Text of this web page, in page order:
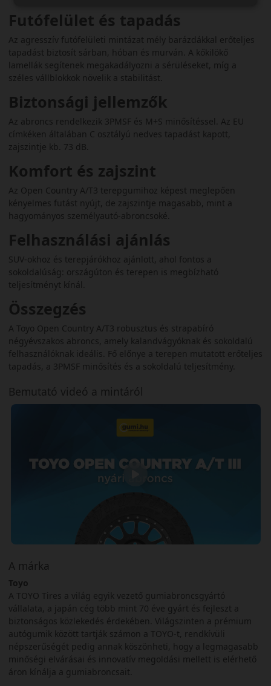
Futófelület és tapadás
Az agresszív futófelületi mintázat mély barázdákkal erőteljes
tapadást biztosít sárban, hóban és murván. A kőkilökő
lamellák segítenek megakadályozni a sérüléseket, míg a
széles vállblokkok növelik a stabilitást.
Biztonsági jellemzők
Az abroncs rendelkezik 3PMSF és M+S minősítéssel. Az EU
címkéken általában C osztályú nedves tapadást kapott,
zajszintje kb. 73 dB.
Komfort és zajszint
Az Open Country A/T3 terepgumihoz képest meglepően
kényelmes futást nyújt, de zajszintje magasabb, mint a
hagyományos személyautó-abroncsoké.
Felhasználási ajánlás
SUV-okhoz és terepjárókhoz ajánlott, ahol fontos a
sokoldalúság: országúton és terepen is megbízható
teljesítményt kínál.
Összegzés
A Toyo Open Country A/T3 robusztus és strapabíró
négyévszakos abroncs, amely kalandvágyóknak és sokoldalú
felhasználóknak ideális. Fő előnye a terepen mutatott erőteljes
tapadás, a 3PMSF minősítés és a sokoldalú teljesítmény.
Bemutató videó a mintáról
A márka
Toyo
A TOYO Tires a világ egyik vezető gumiabroncsgyártó
vállalata, a japán cég több mint 70 éve gyárt és fejleszt a
biztonságos közlekedés érdekében. Világszinten a prémium
autógumik között tartják számon a TOYO-t, rendkívüli
népszerűségét pedig annak köszönheti, hogy a legmagasabb
minőségi elvárásai és innovatív megoldási mellett is elérhető
áron kínálja a gumiabroncsait.